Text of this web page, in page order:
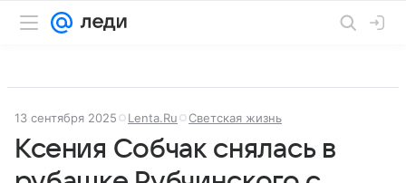
13 сентября 2025 Lenta.Ru Светская жизнь
Ксения Собчак снялась в